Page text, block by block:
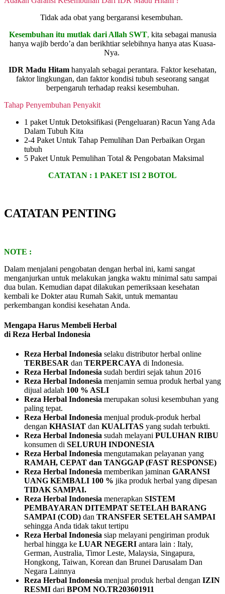
Tidak ada obat yang bergaransi kesembuhan.
Kesembuhan itu mutlak dari Allah SWT, kita sebagai manusia
hanya wajib berdo’a dan berikhtiar selebihnya hanya atas Kuasa-
Nya.
IDR Madu Hitam hanyalah sebagai perantara. Faktor kesehatan,
faktor lingkungan, dan faktor kondisi tubuh seseorang sangat
berpengaruh terhadap reaksi kesembuhan.
Tahap Penyembuhan Penyakit
1 paket Untuk Detoksifikasi (Pengeluaran) Racun Yang Ada
Dalam Tubuh Kita
2-4 Paket Untuk Tahap Pemulihan Dan Perbaikan Organ
tubuh
5 Paket Untuk Pemulihan Total & Pengobatan Maksimal
CATATAN : 1 PAKET ISI 2 BOTOL
CATATAN PENTING
NOTE :
Dalam menjalani pengobatan dengan herbal ini, kami sangat
menganjurkan untuk melakukan jangka waktu minimal satu sampai
dua bulan. Kemudian dapat dilakukan pemeriksaan kesehatan
kembali ke Dokter atau Rumah Sakit, untuk memantau
perkembangan kondisi kesehatan Anda.
Mengapa Harus Membeli Herbal
di Reza Herbal Indonesia
Reza Herbal Indonesia selaku distributor herbal online
TERBESAR dan TERPERCAYA di Indonesia.
Reza Herbal Indonesia sudah berdiri sejak tahun 2016
Reza Herbal Indonesia menjamin semua produk herbal yang
dijual adalah 100 % ASLI
Reza Herbal Indonesia merupakan solusi kesembuhan yang
paling tepat.
Reza Herbal Indonesia menjual produk-produk herbal
dengan KHASIAT dan KUALITAS yang sudah terbukti.
Reza Herbal Indonesia sudah melayani PULUHAN RIBU
konsumen di SELURUH INDONESIA
Reza Herbal Indonesia mengutamakan pelayanan yang
RAMAH, CEPAT dan TANGGAP (FAST RESPONSE)
Reza Herbal Indonesia memberikan jaminan GARANSI
UANG KEMBALI 100 % jika produk herbal yang dipesan
TIDAK SAMPAI.
Reza Herbal Indonesia menerapkan SISTEM
PEMBAYARAN DITEMPAT SETELAH BARANG
SAMPAI (COD) dan TRANSFER SETELAH SAMPAI
sehingga Anda tidak takut tertipu
Reza Herbal Indonesia siap melayani pengiriman produk
herbal hingga ke LUAR NEGERI antara lain : Italy,
German, Australia, Timor Leste, Malaysia, Singapura,
Hongkong, Taiwan, Korean dan Brunei Darusalam Dan
Negara Lainnya
Reza Herbal Indonesia menjual produk herbal dengan IZIN
RESMI dari BPOM NO.TR203601911